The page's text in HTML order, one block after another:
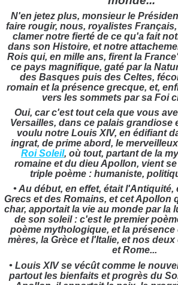
N'en jetez plus, monsieur le
faire rougir, nous, royalistes
clamer notre fierté de ce qu'a fait
dans son Histoire, et notre
Rois qui, en mille ans, firent la
ce pays magnifique, gaté par la
des Basques puis des Celtes,
romain et la présence grecque, et,
vers les sommets par sa Foi
Oui, car c'est tout cela que vous
Versailles, dans ce palais grandiose
voulu notre Louis XIV, en édifiant
ingrat, de prime abord, le merveilleux
Roi Soleil, où tout, partant de la
romaine et du dieu Apollon, vient
triple poème : humaniste,
• Au début, en effet, était l'Antiquité,
Grecs et des Romains, et cet Apollon
char, apportait la vie au monde par la
de son soleil : c'est le premier
poème mythologique, et la
mères, la Grèce et l'Italie, et nos
et Rome...
• Louis XIV se vécût comme le
partout les bienfaits et progrès du